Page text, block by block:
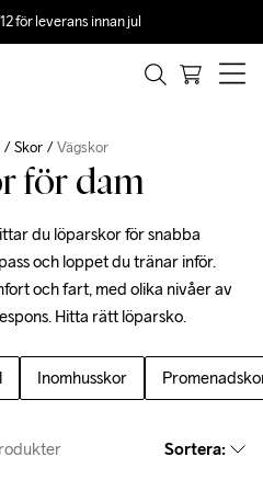
för leverans innan jul
Skor Vägskor
för dam
du löparskor för snabba
och loppet du tränar inför.
och fart, med olika nivåer av
Hitta rätt löparsko.
Inomhusskor
Sortera: